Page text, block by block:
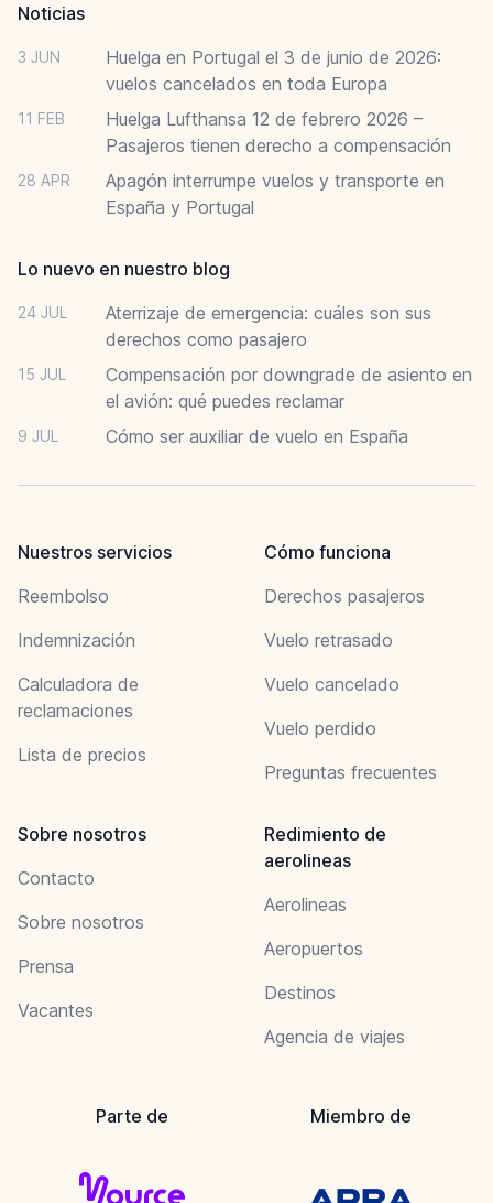
Noticias
3 JUN
Huelga en Portugal el 3 de junio de 2026:
vuelos cancelados en toda Europa
11 FEB
Huelga Lufthansa 12 de febrero 2026 –
Pasajeros tienen derecho a compensación
28 APR
Apagón interrumpe vuelos y transporte en
España y Portugal
Lo nuevo en nuestro blog
24 JUL
Aterrizaje de emergencia: cuáles son sus
derechos como pasajero
15 JUL
Compensación por downgrade de asiento en
el avión: qué puedes reclamar
9 JUL Cómo ser auxiliar de vuelo en España
Nuestros servicios
Reembolso
Indemnización
Calculadora de
reclamaciones
Lista de precios
Cómo funciona
Derechos pasajeros
Vuelo retrasado
Vuelo cancelado
Vuelo perdido
Preguntas frecuentes
Sobre nosotros
Contacto
Sobre nosotros
Prensa
Vacantes
Redimiento de
aerolineas
Aerolineas
Aeropuertos
Destinos
Agencia de viajes
Parte de Miembro de